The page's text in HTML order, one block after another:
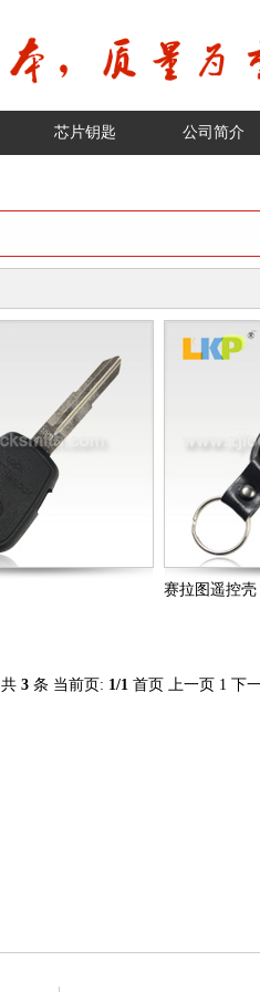
芯片钥匙 公司简介
赛拉图遥控壳
共 3 条 当前页: 1/1 首页 上一页 1 下